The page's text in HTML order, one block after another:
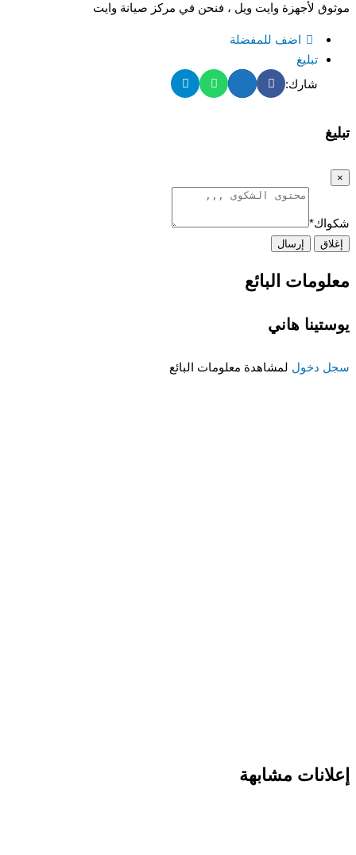
موثوق لأجهزة وايت ويل ، فنحن في مركز صيانة وايت
اضف للمفضلة
تبليغ
شارك:
تبليغ
×
شكواك*
إغلاق إرسال
معلومات البائع
يوستينا هاني
سجل دخول لمشاهدة معلومات البائع
إعلانات مشابهة